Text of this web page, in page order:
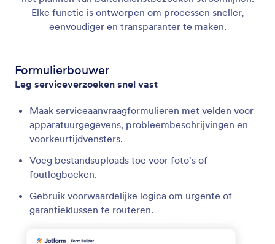
Elke functie is ontworpen om processen sneller,
eenvoudiger en transparanter te maken.
Formulierbouwer
Leg serviceverzoeken snel vast
Maak serviceaanvraagformulieren met velden voor
apparatuurgegevens, probleembeschrijvingen en
voorkeurtijdvensters.
Voeg bestandsuploads toe voor foto's of
foutlogboeken.
Gebruik voorwaardelijke logica om urgente of
garantieklussen te routeren.